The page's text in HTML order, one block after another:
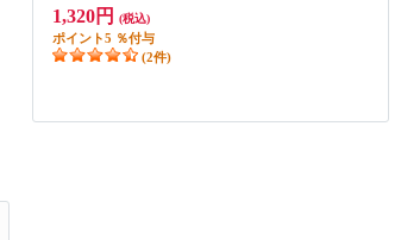
1,320円 (税込)
ポイント5 ％付与
(2件)